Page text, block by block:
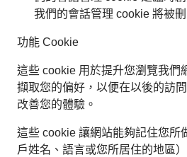
我們的會話管理 cookie 將被刪
功能 Cookie
這些 cookie 用於提升您瀏覽我們
擷取您的偏好，以便在以後的訪
改善您的體驗。
這些 cookie 讓網站能夠記住您所
戶姓名、語言或您所居住的地區